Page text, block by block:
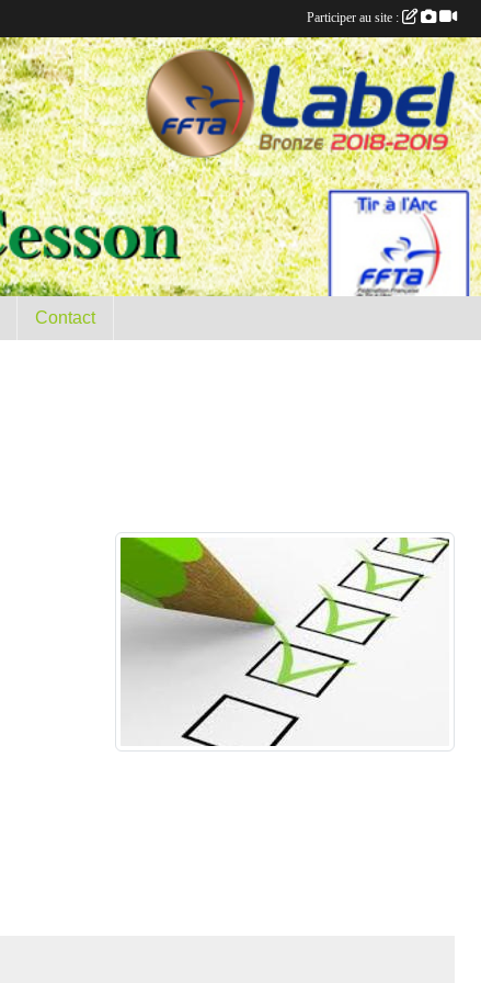
Contact
Participer au site :